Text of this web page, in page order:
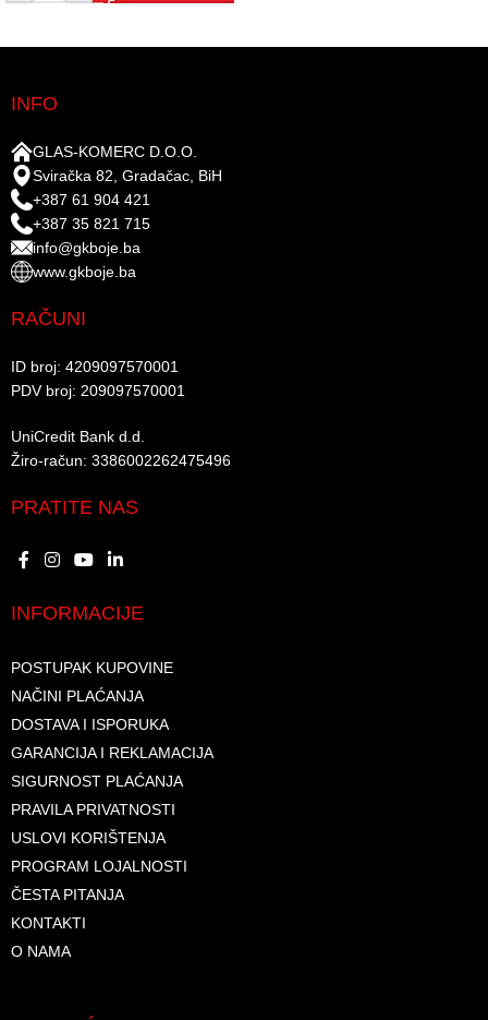
INFO
GLAS-KOMERC D.O.O.
Sviračka 82, Gradačac, BiH
+387 61 904 421
+387 35 821 715
info@gkboje.ba
www.gkboje.ba
RAČUNI
ID broj: 4209097570001​
PDV broj: 209097570001 ​
UniCredit Bank d.d.​
Žiro-račun: 3386002262475496​​
PRATITE NAS
INFORMACIJE
POSTUPAK KUPOVINE
NAČINI PLAĆANJA
DOSTAVA I ISPORUKA
GARANCIJA I REKLAMACIJA
SIGURNOST PLAĆANJA
PRAVILA PRIVATNOSTI
USLOVI KORIŠTENJA
PROGRAM LOJALNOSTI
ČESTA PITANJA
KONTAKTI
O NAMA